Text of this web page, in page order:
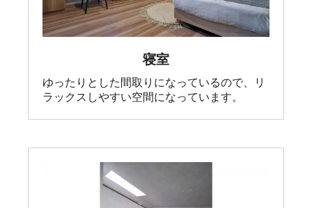
寝室
ゆったりとした間取りになっているので、リ
ラックスしやすい空間になっています。